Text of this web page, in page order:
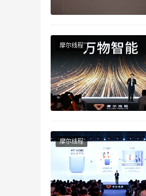
摩尔线程
摩尔线程